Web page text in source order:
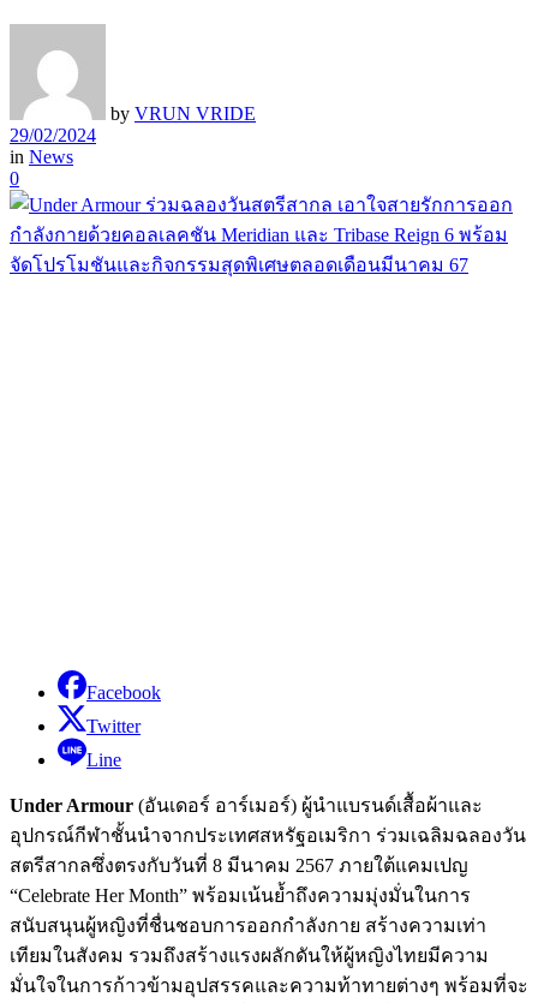
by VRUN VRIDE
29/02/2024
in News
0
Facebook
Twitter
Line
Under Armour (อันเดอร์ อาร์เมอร์) ผู้นำแบรนด์เสื้อผ้าและ
อุปกรณ์กีฬาชั้นนำจากประเทศสหรัฐอเมริกา ร่วมเฉลิมฉลองวัน
สตรีสากลซึ่งตรงกับวันที่ 8 มีนาคม 2567 ภายใต้แคมเปญ
“Celebrate Her Month” พร้อมเน้นย้ำถึงความมุ่งมั่นในการ
สนับสนุนผู้หญิงที่ชื่นชอบการออกกำลังกาย สร้างความเท่า
เทียมในสังคม รวมถึงสร้างแรงผลักดันให้ผู้หญิงไทยมีความ
มั่นใจในการก้าวข้ามอุปสรรคและความท้าทายต่างๆ พร้อมที่จะ